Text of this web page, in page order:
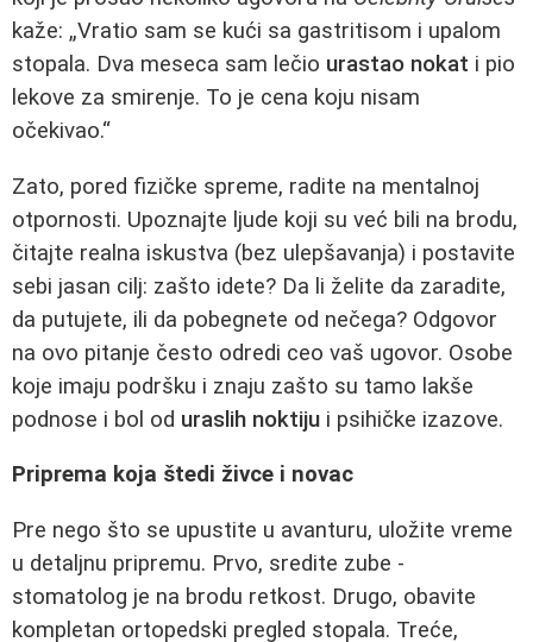
kaže: „Vratio sam se kući sa gastritisom i upalom
stopala. Dva meseca sam lečio urastao nokat i pio
lekove za smirenje. To je cena koju nisam
očekivao.“
Zato, pored fizičke spreme, radite na mentalnoj
otpornosti. Upoznajte ljude koji su već bili na brodu,
čitajte realna iskustva (bez ulepšavanja) i postavite
sebi jasan cilj: zašto idete? Da li želite da zaradite,
da putujete, ili da pobegnete od nečega? Odgovor
na ovo pitanje često odredi ceo vaš ugovor. Osobe
koje imaju podršku i znaju zašto su tamo lakše
podnose i bol od uraslih noktiju i psihičke izazove.
Priprema koja štedi živce i novac
Pre nego što se upustite u avanturu, uložite vreme
u detaljnu pripremu. Prvo, sredite zube -
stomatolog je na brodu retkost. Drugo, obavite
kompletan ortopedski pregled stopala. Treće,